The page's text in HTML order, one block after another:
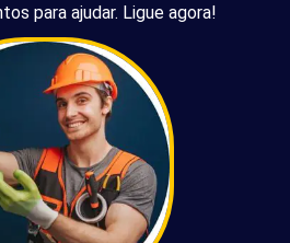
para ajudar. Ligue agora!